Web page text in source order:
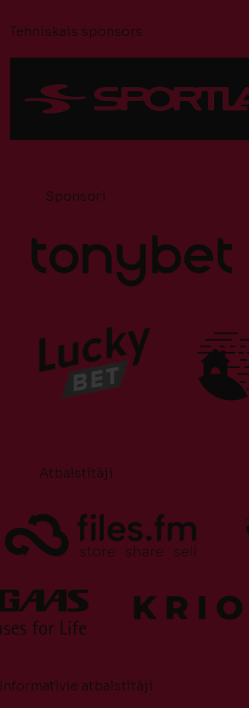
Tehniskais sponsors
Sponsori
Atbalstītāji
Informatīvie atbalstītāji